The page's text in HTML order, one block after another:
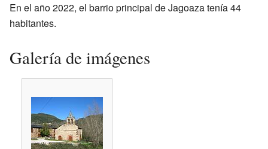
En el año 2022, el barrio principal de Jagoaza tenía 44
habitantes.
Galería de imágenes